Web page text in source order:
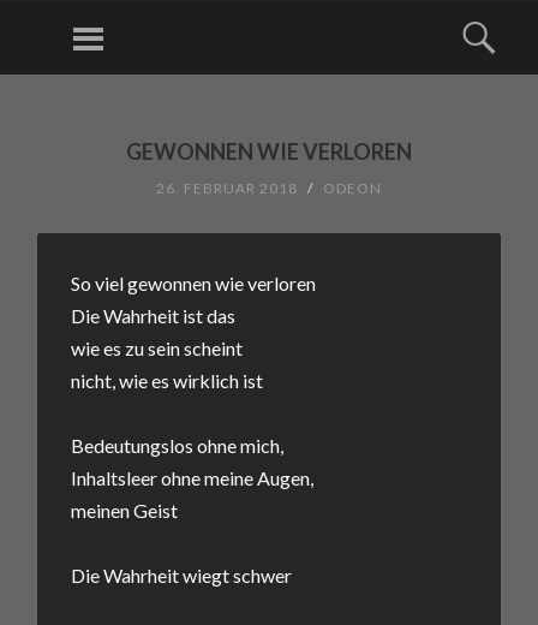
Menu
GEWONNEN WIE VERLOREN
26. FEBRUAR 2018 / ODEON
So viel gewonnen wie verloren
Die Wahrheit ist das
wie es zu sein scheint
nicht, wie es wirklich ist
Bedeutungslos ohne mich,
Inhaltsleer ohne meine Augen,
meinen Geist
Die Wahrheit wiegt schwer